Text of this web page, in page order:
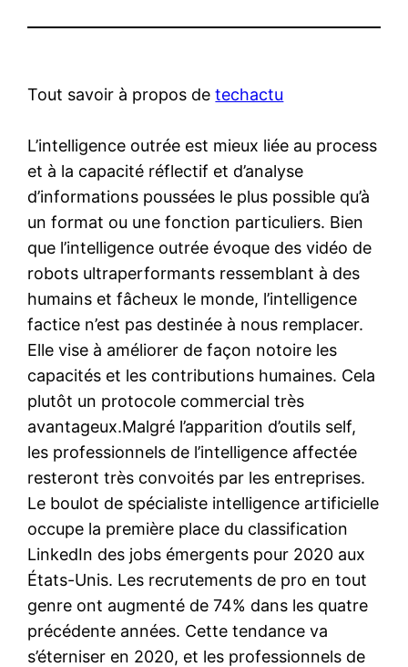
Tout savoir à propos detechactu
L’intelligence outrée est mieux liée au process
et à la capacité réflectif et d’analyse
d’informations poussées le plus possible qu’à
un format ou une fonction particuliers. Bien
que l’intelligence outrée évoque des vidéo de
robots ultraperformants ressemblant à des
humains et fâcheux le monde, l’intelligence
factice n’est pas destinée à nous remplacer.
Elle vise à améliorer de façon notoire les
capacités et les contributions humaines. Cela
plutôt un protocole commercial très
avantageux.Malgré l’apparition d’outils self,
les professionnels de l’intelligence affectée
resteront très convoités par les entreprises.
Le boulot de spécialiste intelligence artificielle
occupe la première place du classification
LinkedIn des jobs émergents pour 2020 aux
États-Unis. Les recrutements de pro en tout
genre ont augmenté de 74% dans les quatre
précédente années. Cette tendance va
s’éterniser en 2020, et les professionnels de